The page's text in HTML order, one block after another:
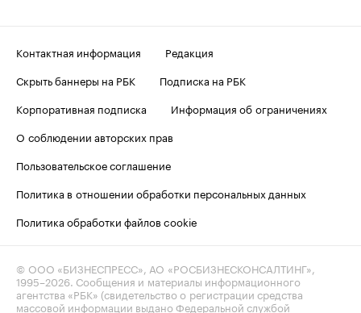
Контактная информация
Редакция
Скрыть баннеры на РБК
Подписка на РБК
Корпоративная подписка
Информация об ограничениях
О соблюдении авторских прав
Пользовательское соглашение
Политика в отношении обработки персональных данных
Политика обработки файлов cookie
© ООО «БИЗНЕСПРЕСС», АО «РОСБИЗНЕСКОНСАЛТИНГ»,
1995–2026. Сообщения и материалы информационного
агентства «РБК» (свидетельство о регистрации средства
массовой информации выдано Федеральной службой